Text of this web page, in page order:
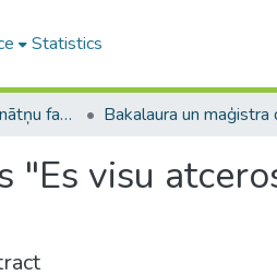
Statistics
A -- Humanitāro zinātņu fakultāte / Faculty of Humanities
visu